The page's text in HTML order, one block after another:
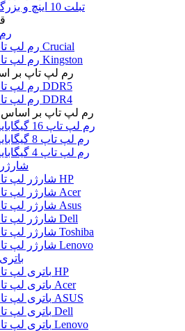
تبلت 10 اینچ و بزرگتر
رم لپ تاپ Crucial
رم لپ تاپ Kingston
رم لپ تاپ بر
رم لپ تاپ DDR5
رم لپ تاپ DDR4
رم لپ تاپ بر
رم لپ تاپ 16 گیگابایت
رم لپ تاپ 8 گیگابایت
رم لپ تاپ 4 گیگابایت
شارژر لپ تاپ HP
شارژر لپ تاپ Acer
شارژر لپ تاپ Asus
شارژر لپ تاپ Dell
شارژر لپ تاپ Toshiba
شارژر لپ تاپ Lenovo
باتری لپ تاپ HP
باتری لپ تاپ Acer
باتری لپ تاپ ASUS
باتری لپ تاپ Dell
باتری لپ تاپ Lenovo